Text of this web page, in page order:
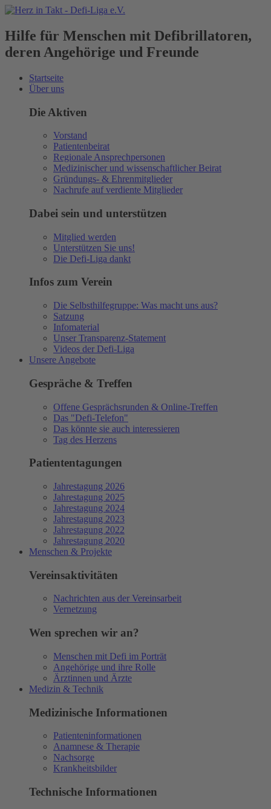
Hilfe für Menschen mit Defibrillatoren,
deren Angehörige und Freunde
Startseite
Über uns
Die Aktiven
Vorstand
Patientenbeirat
Regionale Ansprechpersonen
Medizinischer und wissenschaftlicher Beirat
Gründungs- & Ehrenmitglieder
Nachrufe auf verdiente Mitglieder
Dabei sein und unterstützen
Mitglied werden
Unterstützen Sie uns!
Die Defi-Liga dankt
Infos zum Verein
Die Selbsthilfegruppe: Was macht uns aus?
Satzung
Infomaterial
Unser Transparenz-Statement
Videos der Defi-Liga
Unsere Angebote
Gespräche & Treffen
Offene Gesprächsrunden & Online-Treffen
Das "Defi-Telefon"
Das könnte sie auch interessieren
Tag des Herzens
Patiententagungen
Jahrestagung 2026
Jahrestagung 2025
Jahrestagung 2024
Jahrestagung 2023
Jahrestagung 2022
Jahrestagung 2020
Menschen & Projekte
Vereinsaktivitäten
Nachrichten aus der Vereinsarbeit
Vernetzung
Wen sprechen wir an?
Menschen mit Defi im Porträt
Angehörige und ihre Rolle
Ärztinnen und Ärzte
Medizin & Technik
Medizinische Informationen
Patienteninformationen
Anamnese & Therapie
Nachsorge
Krankheitsbilder
Technische Informationen